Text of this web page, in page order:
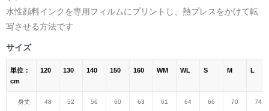
水性顔料インクを専用フィルムにプリントし、熱プレスをかけて転
写させる方法です
サイズ
単位：
cm
120 130 140 150 160 WM WL S M L
身丈 48 52 56 60 63 61 64 66 70 74